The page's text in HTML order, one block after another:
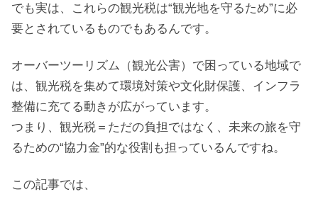
でも実は、これらの観光税は“観光地を守るため”に必
要とされているものでもあるんです。
オーバーツーリズム（観光公害）で困っている地域で
は、観光税を集めて環境対策や文化財保護、インフラ
整備に充てる動きが広がっています。
つまり、観光税＝ただの負担ではなく、未来の旅を守
るための“協力金”的な役割も担っているんですね。
この記事では、